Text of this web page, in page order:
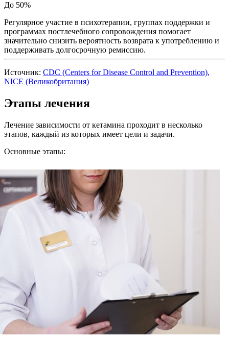
До 50%
Регулярное участие в психотерапии, группах поддержки и
программах постлечебного сопровождения помогает
значительно снизить вероятность возврата к употреблению и
поддерживать долгосрочную ремиссию.
Источник: CDC (Centers for Disease Control and Prevention),
NICE (Великобритания)
Этапы лечения
Лечение зависимости от кетамина проходит в несколько
этапов, каждый из которых имеет цели и задачи.
Основные этапы: